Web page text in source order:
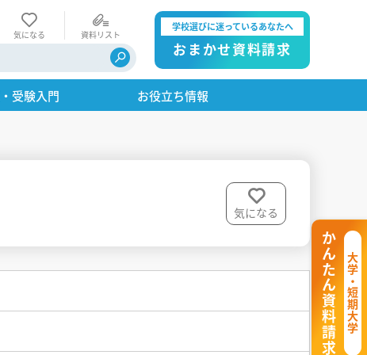
気になる 資料リスト
学校選びに迷っているあなたへ
おまかせ資料請求
受験入門 お役立ち情報
気になる
大学・短期大学
かんたん資料請求